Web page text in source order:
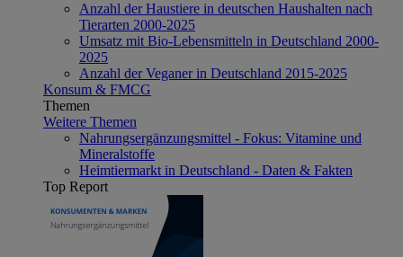
Anzahl der Haustiere in deutschen Haushalten nach
Tierarten 2000-2025
Umsatz mit Bio-Lebensmitteln in Deutschland 2000-
2025
Anzahl der Veganer in Deutschland 2015-2025
Konsum & FMCG
Themen
Weitere Themen
Nahrungsergänzungsmittel - Fokus: Vitamine und
Mineralstoffe
Heimtiermarkt in Deutschland - Daten & Fakten
Top Report